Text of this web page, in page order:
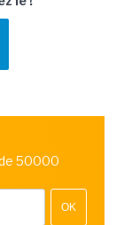
50000
OK